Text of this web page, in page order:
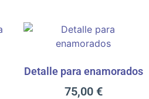
Detalle para enamorados
75,00 €